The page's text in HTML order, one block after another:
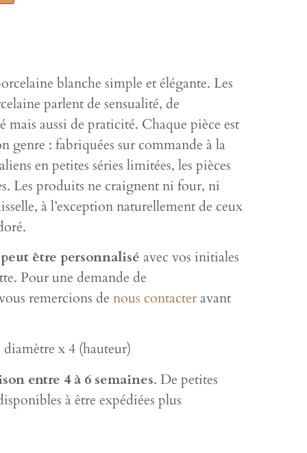
blanche simple et élégante. Les
parlent de sensualité, de
mais aussi de praticité. Chaque pièce est
genre : fabriquées sur commande à la
en petites séries limitées, les pièces
Les produits ne craignent ni four, ni
à l’exception naturellement de ceux
être personnalisé avec vos initiales
Pour une demande de
remercions de nous contacteravant
diamètre x 4 (hauteur)
entre 4 à 6 semaines. De petites
à être expédiées plus